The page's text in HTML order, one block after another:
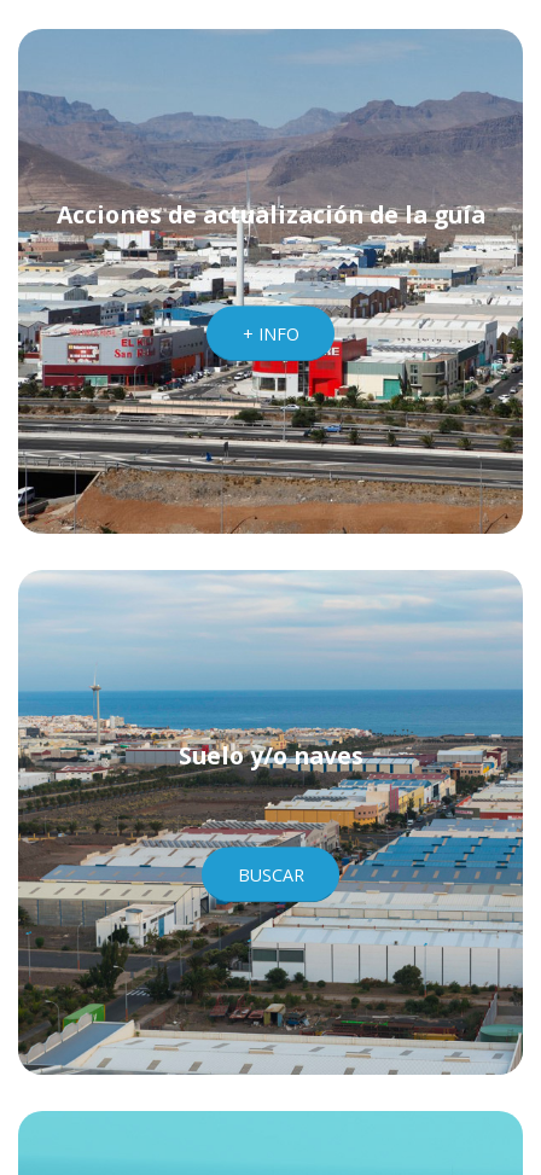
Acciones de actualización de la guía
+ INFO
Suelo y/o naves
BUSCAR